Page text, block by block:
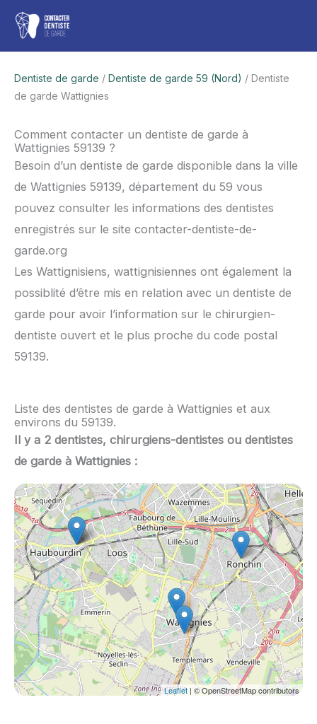
Aller
contenu
Dentiste de garde / Dentiste de garde 59 (Nord) / Dentiste
de garde Wattignies
Comment contacter un dentiste de garde à
Wattignies 59139 ?
Besoin d’un dentiste de garde disponible dans la ville
de Wattignies 59139, département du 59 vous
pouvez consulter les informations des dentistes
enregistrés sur le site contacter-dentiste-de-
garde.org
Les Wattignisiens, wattignisiennes ont également la
possiblité d’être mis en relation avec un dentiste de
garde pour avoir l’information sur le chirurgien-
dentiste ouvert et le plus proche du code postal
59139.
Liste des dentistes de garde à Wattignies et aux
environs du 59139.
Il y a 2 dentistes, chirurgiens-dentistes ou dentistes
de garde à Wattignies :
Leaflet | © OpenStreetMap contributors